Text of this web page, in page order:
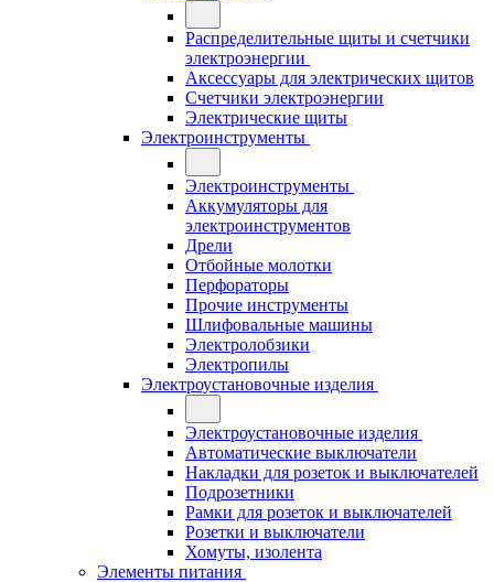
Распределительные щиты и счетчики
электроэнергии
Аксессуары для электрических щитов
Счетчики электроэнергии
Электрические щиты
Электроинструменты
Электроинструменты
Аккумуляторы для
электроинструментов
Дрели
Отбойные молотки
Перфораторы
Прочие инструменты
Шлифовальные машины
Электролобзики
Электропилы
Электроустановочные изделия
Электроустановочные изделия
Автоматические выключатели
Накладки для розеток и выключателей
Подрозетники
Рамки для розеток и выключателей
Розетки и выключатели
Хомуты, изолента
Элементы питания